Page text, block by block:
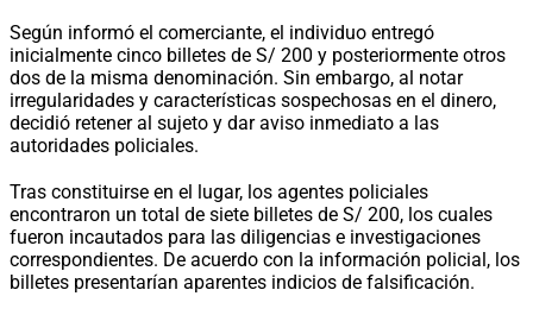
Según informó el comerciante, el individuo entregó
inicialmente cinco billetes de S/ 200 y posteriormente otros
dos de la misma denominación. Sin embargo, al notar
irregularidades y características sospechosas en el dinero,
decidió retener al sujeto y dar aviso inmediato a las
autoridades policiales.
Tras constituirse en el lugar, los agentes policiales
encontraron un total de siete billetes de S/ 200, los cuales
fueron incautados para las diligencias e investigaciones
correspondientes. De acuerdo con la información policial, los
billetes presentarían aparentes indicios de falsificación.